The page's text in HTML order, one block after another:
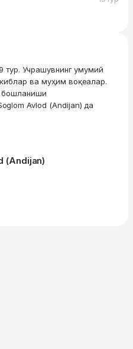
Учрашувнинг умумий
ва муҳим воқеалар.
бошланиши
Avlod (Andijan) да
(Andijan)